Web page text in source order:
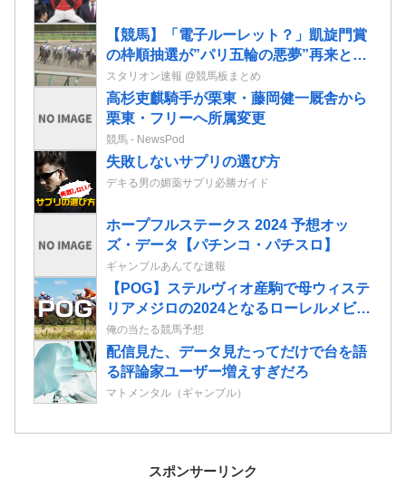
【競馬】「電子ルーレット？」凱旋門賞
の枠順抽選が”パリ五輪の悪夢”再来と波
紋 クロワとビザンチンが外枠
スタリオン速報 @競馬板まとめ
高杉吏麒騎手が栗東・藤岡健一厩舎から
栗東・フリーへ所属変更
競馬 - NewsPod
失敗しないサプリの選び方
デキる男の媚薬サプリ必勝ガイド
ホープフルステークス 2024 予想オッ
ズ・データ【パチンコ・パチスロ】
ギャンブルあんてな速報
【POG】ステルヴィオ産駒で母ウィステ
リアメジロの2024となるローレルメビウ
スの2歳情報
俺の当たる競馬予想
配信見た、データ見たってだけで台を語
る評論家ユーザー増えすぎだろ
マトメンタル（ギャンブル）
スポンサーリンク